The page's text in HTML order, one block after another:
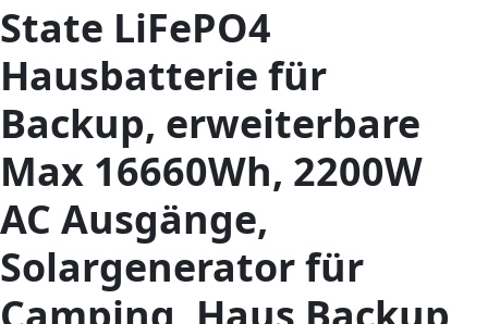
State LiFePO4
Hausbatterie für
Backup, erweiterbare
Max 16660Wh, 2200W
AC Ausgänge,
Solargenerator für